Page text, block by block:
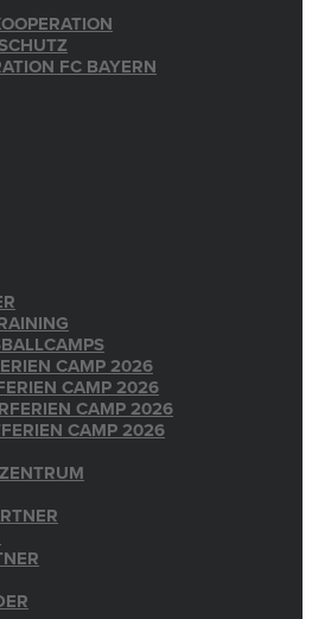
FC BAYERN
CAMP 2026
CAMP 2026
CAMP 2026
CAMP 2026